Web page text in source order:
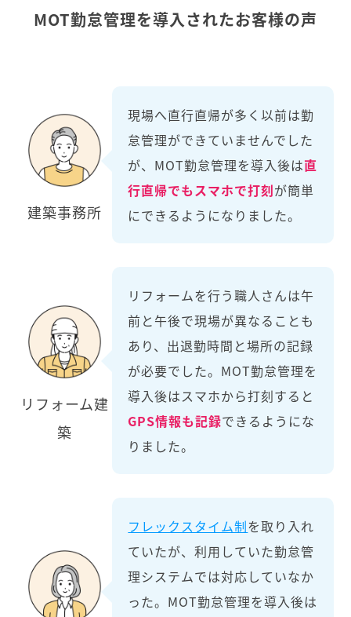
MOT勤怠管理を導入されたお客様の声
建築事務所
現場へ直行直帰が多く以前は勤
怠管理ができていませんでした
が、MOT勤怠管理を導入後は直
行直帰でもスマホで打刻が簡単
にできるようになりました。
リフォーム建
築
リフォームを行う職人さんは午
前と午後で現場が異なることも
あり、出退勤時間と場所の記録
が必要でした。MOT勤怠管理を
導入後はスマホから打刻すると
GPS情報も記録できるようにな
りました。
フレックスタイム制を取り入れ
ていたが、利用していた勤怠管
理システムでは対応していなか
った。MOT勤怠管理を導入後は